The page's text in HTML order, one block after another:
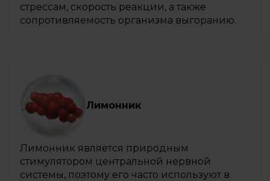
стрессам, скорость реакции, а также
сопротивляемость организма выгоранию.
Лимонник
Лимонник является природным
стимулятором центральной нервной
системы, поэтому его часто используют в